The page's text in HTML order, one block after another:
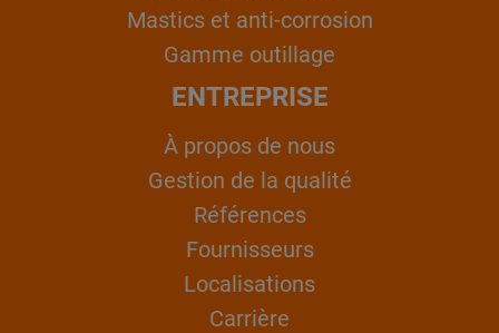
Mastics et anti-corrosion
Gamme outillage
ENTREPRISE
À propos de nous
Gestion de la qualité
Références
Fournisseurs
Localisations
Carrière